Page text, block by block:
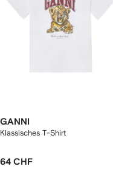
GANNI
Klassisches T-Shirt
64 CHF